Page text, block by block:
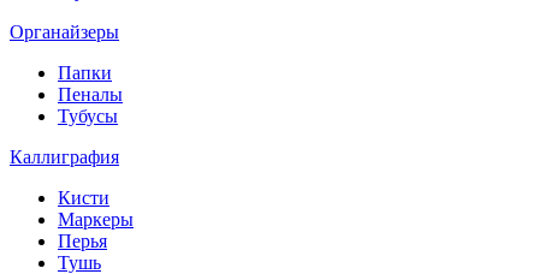
Органайзеры
Папки
Пеналы
Тубусы
Каллиграфия
Кисти
Маркеры
Перья
Тушь